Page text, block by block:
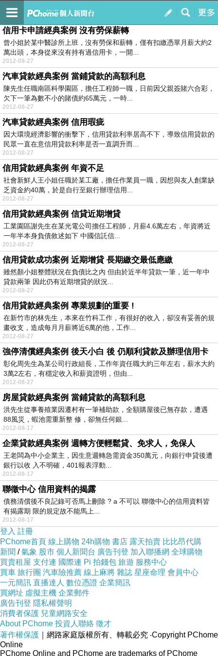
我的
訂閱
馬上來申請 4.88% 銀行信貸專案 另有房貸 汽機車貸款 債務整合專案
信用卡申請經典案例 沒有勞保薪轉
曾小姐於某中醫診所上班，沒有勞保和薪轉，僅有扣繳憑單月薪大約2
萬出頭，本身從來沒有持有過信用卡，一開...
2012-08-27
汽車貸款經典案例 當鋪貸款的高額利息
陳先生任職南區科學園區，擔任工程師一職，日前因父親簽賭六合彩，
欠下一筆為數不小的賭債約65萬元，一時...
2012-08-27
汽車貸款經典案例 信用瑕疵
因大環境經濟影響的衝擊下，信用貸款利率居高不下，導致信用貸款的
民眾一直在意信用貸款利率是否一直調升而...
2012-08-27
信用貸款經典案例 年資不足
社會新鮮人王小姐任職於某工廠，擔任作業員一職，因想與友人創業缺
乏資金約40萬，於是自行至銀行辦理信用...
2012-08-27
信用貸款經典案例 信貸近期增貸
工業園區謝先生在某光電公司擔任工程師，月薪4.6萬左右，年資將近
一年半本身負債敘述如下 中國信託信...
2012-08-27
信用貸款成功案例 近期增貸 長期繳交最低應繳
雖然顏小姐整體狀況在負債比之內 但由於近半年貸款一筆，近一年中
貸款兩筆 因此仍有近期增貸的狀況...
2012-08-27
信用貸款經典案例 專業規劃的重要 !
在新竹市的林先生，本來在竹科工作，有很好的收入，卻沒有妥善的規
畫收支，造成每月月薪將近6萬的他，工作...
2012-08-27
強停清償經典案例 後天小白 後 仍順利貸款及辦理信用卡
彰化周先生為某公司行政組長，工作年資任職大約三年左右，薪水大約
3萬2左右，有穩定收入和薪資證明，但由...
2012-08-27
房屋貸款經典案例 當鋪貸款的高額利息
洪先生從事養殖業因遷村有一筆補助款，全額購屋後已無存款，遭遇
88風災，蝦池需重新整 修，卻無任何銀...
2012-08-17
企業貸款經典案例 週轉方便輕鬆貸、免求人，免保人
王老闆為中小企業主，因生意週轉急需資金350萬元，向銀行申貸後遭
銀行以收 入不明確，401報表浮動...
2012-08-17
聯徵中心 信用資料的揭露
債務清償後不良記錄可否馬上刪除 ? a 不可以 聯徵中心的信用資料皆
有揭露期 限的規定故不能馬上...
2012-08-17
登入 註冊
PChome首頁 線上購物 24h購物 書店 露天拍賣 比比昂代購
新聞 /氣象 股市 個人新聞台 廣告刊登 加入聯播網 全球購物
買賣租屋 支付連 國際連 Pi 拍錢包 旅遊 服務中心
買車 旅行團 汽車險推薦 線上麻將 雜誌 星座命理 會員中心
一元簡訊 直播達人 數位憑證 企業簡訊
買網址 虛擬主機 企業郵件
廣告刊登 隱私權聲明
消費者保護 兒童網路安全
About PChome 投資人聯絡 徵才
著作權保護 ｜網路家庭版權所有、轉載必究 ‧Copyright PChome
Online
PChome Online and PChome are trademarks of PChome